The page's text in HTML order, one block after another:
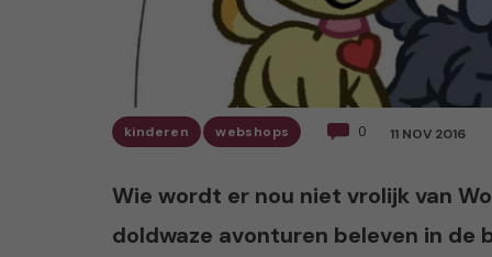
kinderen webshops 0 11 NOV 2016
Wie wordt er nou niet vrolijk van
doldwaze avonturen beleven in de